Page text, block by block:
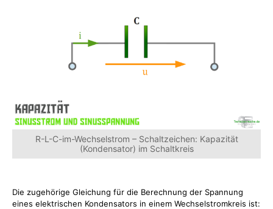
R-L-C-im-Wechselstrom – Schaltzeichen: Kapazität
(Kondensator) im Schaltkreis
Die zugehörige Gleichung für die Berechnung der Spannung
eines elektrischen Kondensators in einem Wechselstromkreis ist: